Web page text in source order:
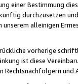
einer Bestimmung
durchzusetzen
unserem alleinigen
vorherige
ist diese
Rechtsnachfolgern